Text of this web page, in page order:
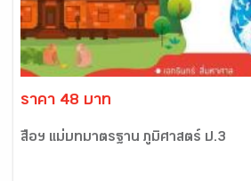
ราคา 48 บาท
สื่อฯ แม่บทมาตรฐาน ภูมิศาสตร์ ป.3